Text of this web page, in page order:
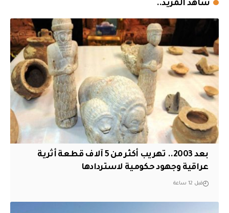
شاهد المزيد..
بعد 2003.. تهريب أكثر من 5 آلاف قطعة أثرية
عراقية وجهود حكومية لاستردادها
قبل 12 ساعة